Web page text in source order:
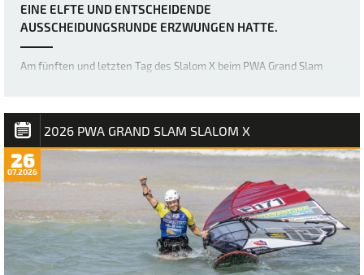
EINE ELFTE UND ENTSCHEIDENDE
AUSSCHEIDUNGSRUNDE ERZWUNGEN HATTE.
Am fünften und letzten Tag des Slalom X beim PWA Grand Slam
einfacher letzter Tag für Matteo Iachino (Starboard / NeilPryde / Z
Fins) seinen ersten Slalom…
2026 PWA GRAND SLAM SLALOM X
26
07.2026